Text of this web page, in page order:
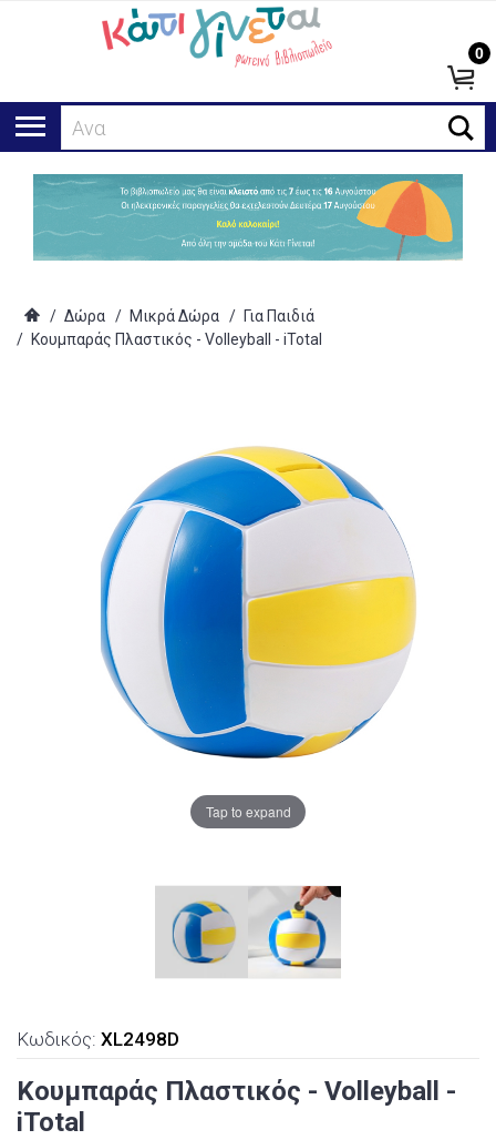
Αναζήτη
0
/ Δώρα / Μικρά Δώρα / Για Παιδιά
/ Κουμπαράς Πλαστικός - Volleyball - iTotal
Tap to expand
Κωδικός: XL2498D
Κουμπαράς Πλαστικός - Volleyball -
iTotal